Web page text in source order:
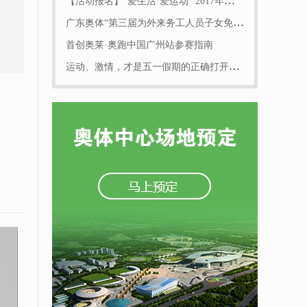
广东奥体“第三届为外来务工人员子女免费游泳培训”活动即将举行
首创奥莱·奥跑中国广州站参赛指南
运动、激情，才是五一假期的正确打开方式！~就在广东奥体中心